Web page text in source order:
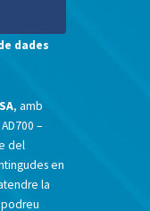
dades
, amb
–
del
en
la